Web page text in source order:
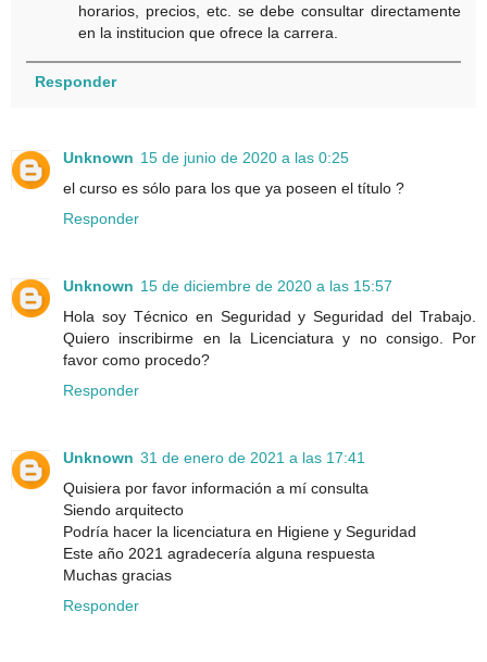
horarios, precios, etc. se debe consultar directamente
en la institucion que ofrece la carrera.
Responder
Unknown 15 de junio de 2020 a las 0:25
el curso es sólo para los que ya poseen el título ?
Responder
Unknown 15 de diciembre de 2020 a las 15:57
Hola soy Técnico en Seguridad y Seguridad del Trabajo.
Quiero inscribirme en la Licenciatura y no consigo. Por
favor como procedo?
Responder
Unknown 31 de enero de 2021 a las 17:41
Quisiera por favor información a mí consulta
Siendo arquitecto
Podría hacer la licenciatura en Higiene y Seguridad
Este año 2021 agradecería alguna respuesta
Muchas gracias
Responder